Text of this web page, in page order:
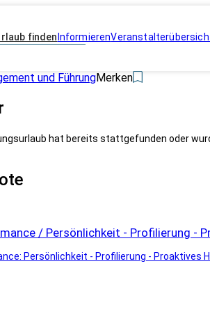
finden Informieren
und FührungMerken
hat bereits stattgefunden oder
/ Persönlichkeit - Profilierung -
Persönlichkeit - Profilierung - Proaktives